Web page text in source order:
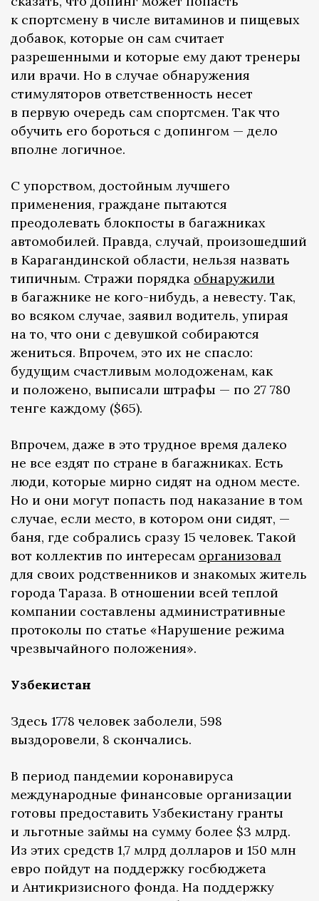
к спортсмену в числе витаминов и пищевых
добавок, которые он сам считает
разрешенными и которые ему дают тренеры
или врачи. Но в случае обнаружения
стимуляторов ответственность несет
в первую очередь сам спортсмен. Так что
обучить его бороться с допингом — дело
вполне логичное.
С упорством, достойным лучшего
применения, граждане пытаются
преодолевать блокпосты в багажниках
автомобилей. Правда, случай, произошедший
в Карагандинской области, нельзя назвать
типичным. Стражи порядка обнаружили
в багажнике не кого-нибудь, а невесту. Так,
во всяком случае, заявил водитель, упирая
на то, что они с девушкой собираются
жениться. Впрочем, это их не спасло:
будущим счастливым молодоженам, как
и положено, выписали штрафы — по 27 780
тенге каждому ($65).
Впрочем, даже в это трудное время далеко
не все ездят по стране в багажниках. Есть
люди, которые мирно сидят на одном месте.
Но и они могут попасть под наказание в том
случае, если место, в котором они сидят, —
баня, где собрались сразу 15 человек. Такой
вот коллектив по интересам организовал
для своих родственников и знакомых житель
города Тараза. В отношении всей теплой
компании составлены административные
протоколы по статье «Нарушение режима
чрезвычайного положения».
Узбекистан
Здесь 1778 человек заболели, 598
выздоровели, 8 скончались.
В период пандемии коронавируса
международные финансовые организации
готовы предоставить Узбекистану гранты
и льготные займы на сумму более $3 млрд.
Из этих средств 1,7 млрд долларов и 150 млн
евро пойдут на поддержку госбюджета
и Антикризисного фонда. На поддержку